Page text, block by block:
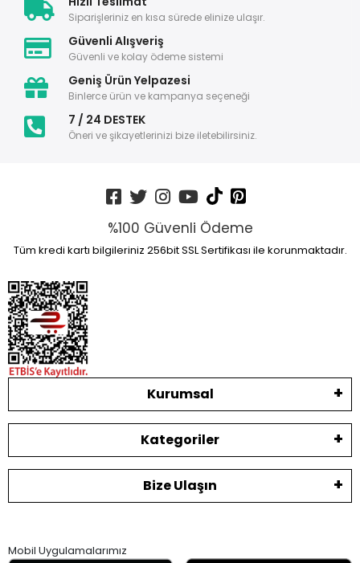
Siparişleriniz en kısa sürede elinize ulaşır.
Güvenli Alışveriş
Güvenli ve kolay ödeme sistemi
Geniş Ürün Yelpazesi
Binlerce ürün ve kampanya seçeneği
7 / 24 DESTEK
Öneri ve şikayetlerinizi bize iletebilirsiniz.
%100 Güvenli Ödeme
Tüm kredi kartı bilgileriniz 256bit SSL Sertifikası ile korunmaktadır.
Kurumsal
Kategoriler
Bize Ulaşın
Mobil Uygulamalarımız